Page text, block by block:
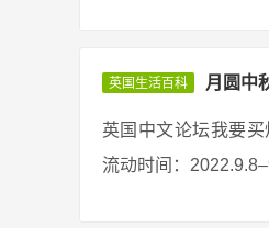
英国生活百科 月圆中
英国中文论坛我要
流动时间：